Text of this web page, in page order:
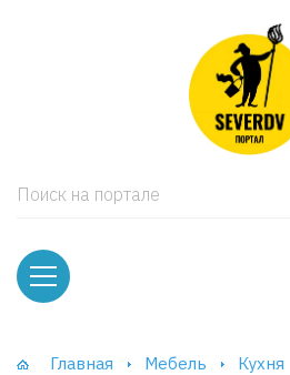
Поиск на портале
Главная Мебель Кухня
и тумбы